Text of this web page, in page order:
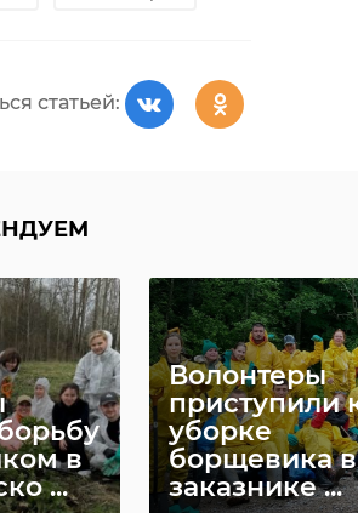
статьей:
в
...
Волонтеры
приступили
уборке
борщевика в
заказнике ...